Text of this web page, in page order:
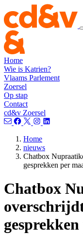
Home
Wie is Katrien?
Vlaams Parlement
Zoersel
Op stap
Contact
cd&v Zoersel
Home
nieuws
Chatbox
gesprekken per
Chatbox